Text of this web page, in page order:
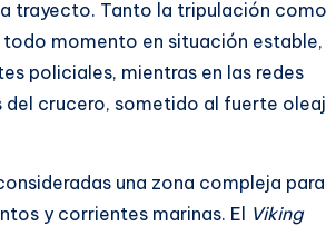
trayecto. Tanto la tripulación
momento en situación estable,
policiales, mientras en las redes
del crucero, sometido al fuerte
una zona compleja
y corrientes marinas. El Viking